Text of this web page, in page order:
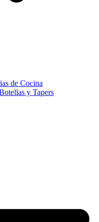
de Cocina
y Tapers